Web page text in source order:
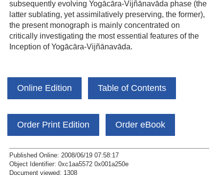
subsequently evolving Yogācāra-Vijñānavāda phase (the
latter sublating, yet assimilatively preserving, the former),
the present monograph is mainly concentrated on
critically investigating the most essential features of the
Inception of Yogācāra-Vijñānavāda.
Online Edition Table of Contents
Order Print Edition Order eBook
Published Online: 2008/06/19 07:58:17
Object Identifier: 0xc1aa5572 0x001a250e
Document viewed: 1308